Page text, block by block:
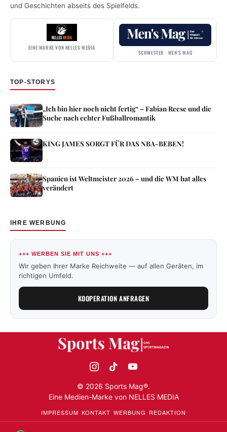
und Geschichten abseits des Spielfelds.
EINE MARKE VON NELLES MEDIA
SCHWESTER · MEN’S MAG
TOP-STORYS
„Ich bin hier noch nicht fertig“ – Fabian Reese und die
Suche nach echter Fußballromantik
KING JAMES SORGT FÜR DAS NBA-BEBEN!
Spanien ist Weltmeister 2026 – und die WM hat alles
verändert
IHRE WERBUNG
+++ WERBEN SIE MIT UNS +++
Wir geben Ihrer Marke Reichweite — auf allen Geräten, im
richtigen Umfeld.
KOOPERATION ANFRAGEN
© 2026 Sports Mag®.
Eine Medien-Marke von NELLES MEDIA
IMPRESSUM KONTAKT WERBUNG REDAKTION